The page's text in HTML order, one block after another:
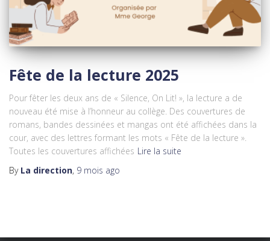
Fête de la lecture 2025
Pour fêter les deux ans de « Silence, On Lit! », la lecture a de
nouveau été mise à l’honneur au collège. Des couvertures de
romans, bandes dessinées et mangas ont été affichées dans la
cour, avec des lettres formant les mots « Fête de la lecture ».
Toutes les couvertures affichées Lire la suite
By La direction, 9 mois ago